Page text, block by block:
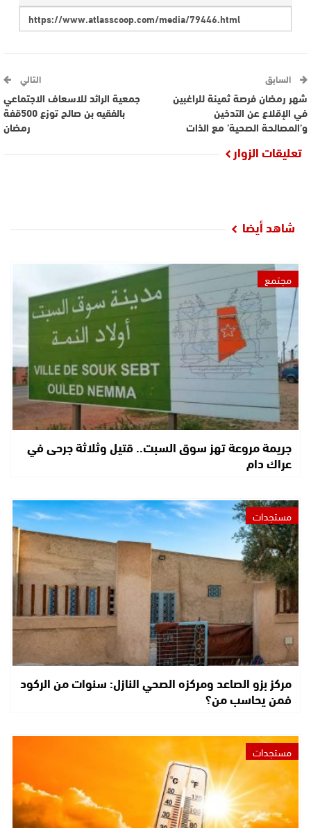
السابق
شهر رمضان فرصة ثمينة للراغبين
في الإقلاع عن التدخين
و’المصالحة الصحية’ مع الذات
التالي
جمعية الرائد للاسعاف الاجتماعي
بالفقيه بن صالح توزع 500قفة
رمضان
تعليقات الزوار
شاهد أيضا
مجتمع
جريمة مروعة تهز سوق السبت.. قتيل وثلاثة جرحى في
عراك دام
مستجدات
مركز بزو الصاعد ومركزه الصحي النازل: سنوات من الركود
فمن يحاسب من؟
مستجدات